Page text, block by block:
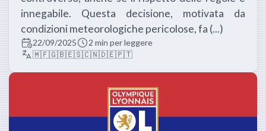
innegabile. Questa decisione, motivata da
condizioni meteorologiche pericolose, fa (...)
22/09/2025
2 min per leggere
🇲🇫🇬🇧🇪🇸🇨🇳🇩🇪🇵🇹